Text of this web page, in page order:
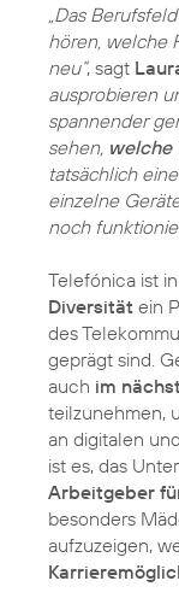
„Das
hören, welche
neu“, sagt
ausprobieren
spannender
sehen, welche
tatsächlich
einzelne
noch
Telefónica ist
Diversität ein
des
geprägt sind.
auch im
teilzunehmen,
an digitalen
ist es, das
Arbeitgeber
besonders
aufzuzeigen,